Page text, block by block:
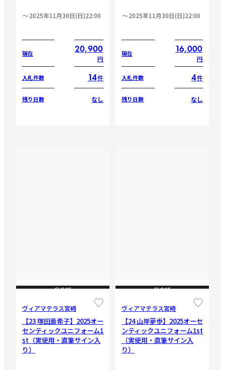
2025年11月30日(日)22:00
現在 20,900
円
入札件数 14件
残り日数 なし
2025年11月30日(日)22:00
現在 16,000
円
入札件数 4件
残り日数 なし
CLOSE
ヴィアマテラス宮崎
【23 塚田亜希子】2025オー
センティックユニフォーム1
st（実使用・直筆サイン入
り）
CLOSE
ヴィアマテラス宮崎
【24 山岸夢歩】2025オーセ
ンティックユニフォーム1st
（実使用・直筆サイン入
り）